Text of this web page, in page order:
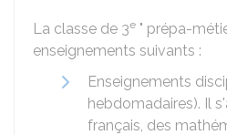
La classe de 3e " prépa-
enseignements suivants :
Enseignements
hebdomadaires). Il
français, des